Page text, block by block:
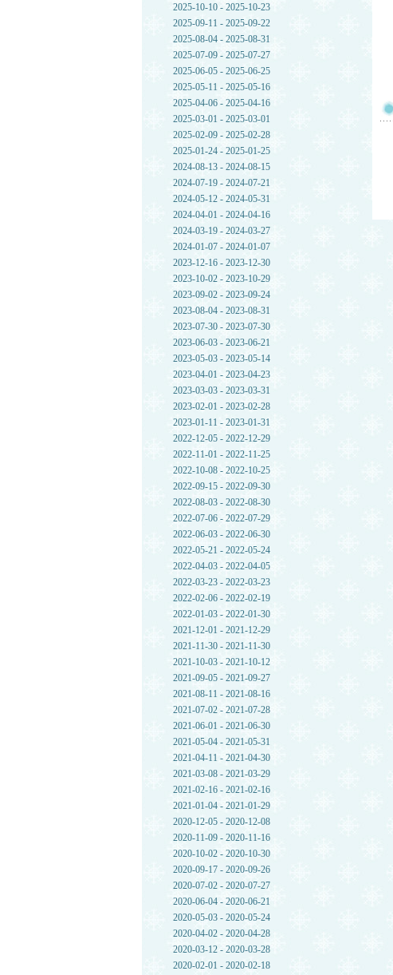
2025-10-10 - 2025-10-23
2025-09-11 - 2025-09-22
2025-08-04 - 2025-08-31
2025-07-09 - 2025-07-27
2025-06-05 - 2025-06-25
2025-05-11 - 2025-05-16
2025-04-06 - 2025-04-16
2025-03-01 - 2025-03-01
2025-02-09 - 2025-02-28
2025-01-24 - 2025-01-25
2024-08-13 - 2024-08-15
2024-07-19 - 2024-07-21
2024-05-12 - 2024-05-31
2024-04-01 - 2024-04-16
2024-03-19 - 2024-03-27
2024-01-07 - 2024-01-07
2023-12-16 - 2023-12-30
2023-10-02 - 2023-10-29
2023-09-02 - 2023-09-24
2023-08-04 - 2023-08-31
2023-07-30 - 2023-07-30
2023-06-03 - 2023-06-21
2023-05-03 - 2023-05-14
2023-04-01 - 2023-04-23
2023-03-03 - 2023-03-31
2023-02-01 - 2023-02-28
2023-01-11 - 2023-01-31
2022-12-05 - 2022-12-29
2022-11-01 - 2022-11-25
2022-10-08 - 2022-10-25
2022-09-15 - 2022-09-30
2022-08-03 - 2022-08-30
2022-07-06 - 2022-07-29
2022-06-03 - 2022-06-30
2022-05-21 - 2022-05-24
2022-04-03 - 2022-04-05
2022-03-23 - 2022-03-23
2022-02-06 - 2022-02-19
2022-01-03 - 2022-01-30
2021-12-01 - 2021-12-29
2021-11-30 - 2021-11-30
2021-10-03 - 2021-10-12
2021-09-05 - 2021-09-27
2021-08-11 - 2021-08-16
2021-07-02 - 2021-07-28
2021-06-01 - 2021-06-30
2021-05-04 - 2021-05-31
2021-04-11 - 2021-04-30
2021-03-08 - 2021-03-29
2021-02-16 - 2021-02-16
2021-01-04 - 2021-01-29
2020-12-05 - 2020-12-08
2020-11-09 - 2020-11-16
2020-10-02 - 2020-10-30
2020-09-17 - 2020-09-26
2020-07-02 - 2020-07-27
2020-06-04 - 2020-06-21
2020-05-03 - 2020-05-24
2020-04-02 - 2020-04-28
2020-03-12 - 2020-03-28
2020-02-01 - 2020-02-18